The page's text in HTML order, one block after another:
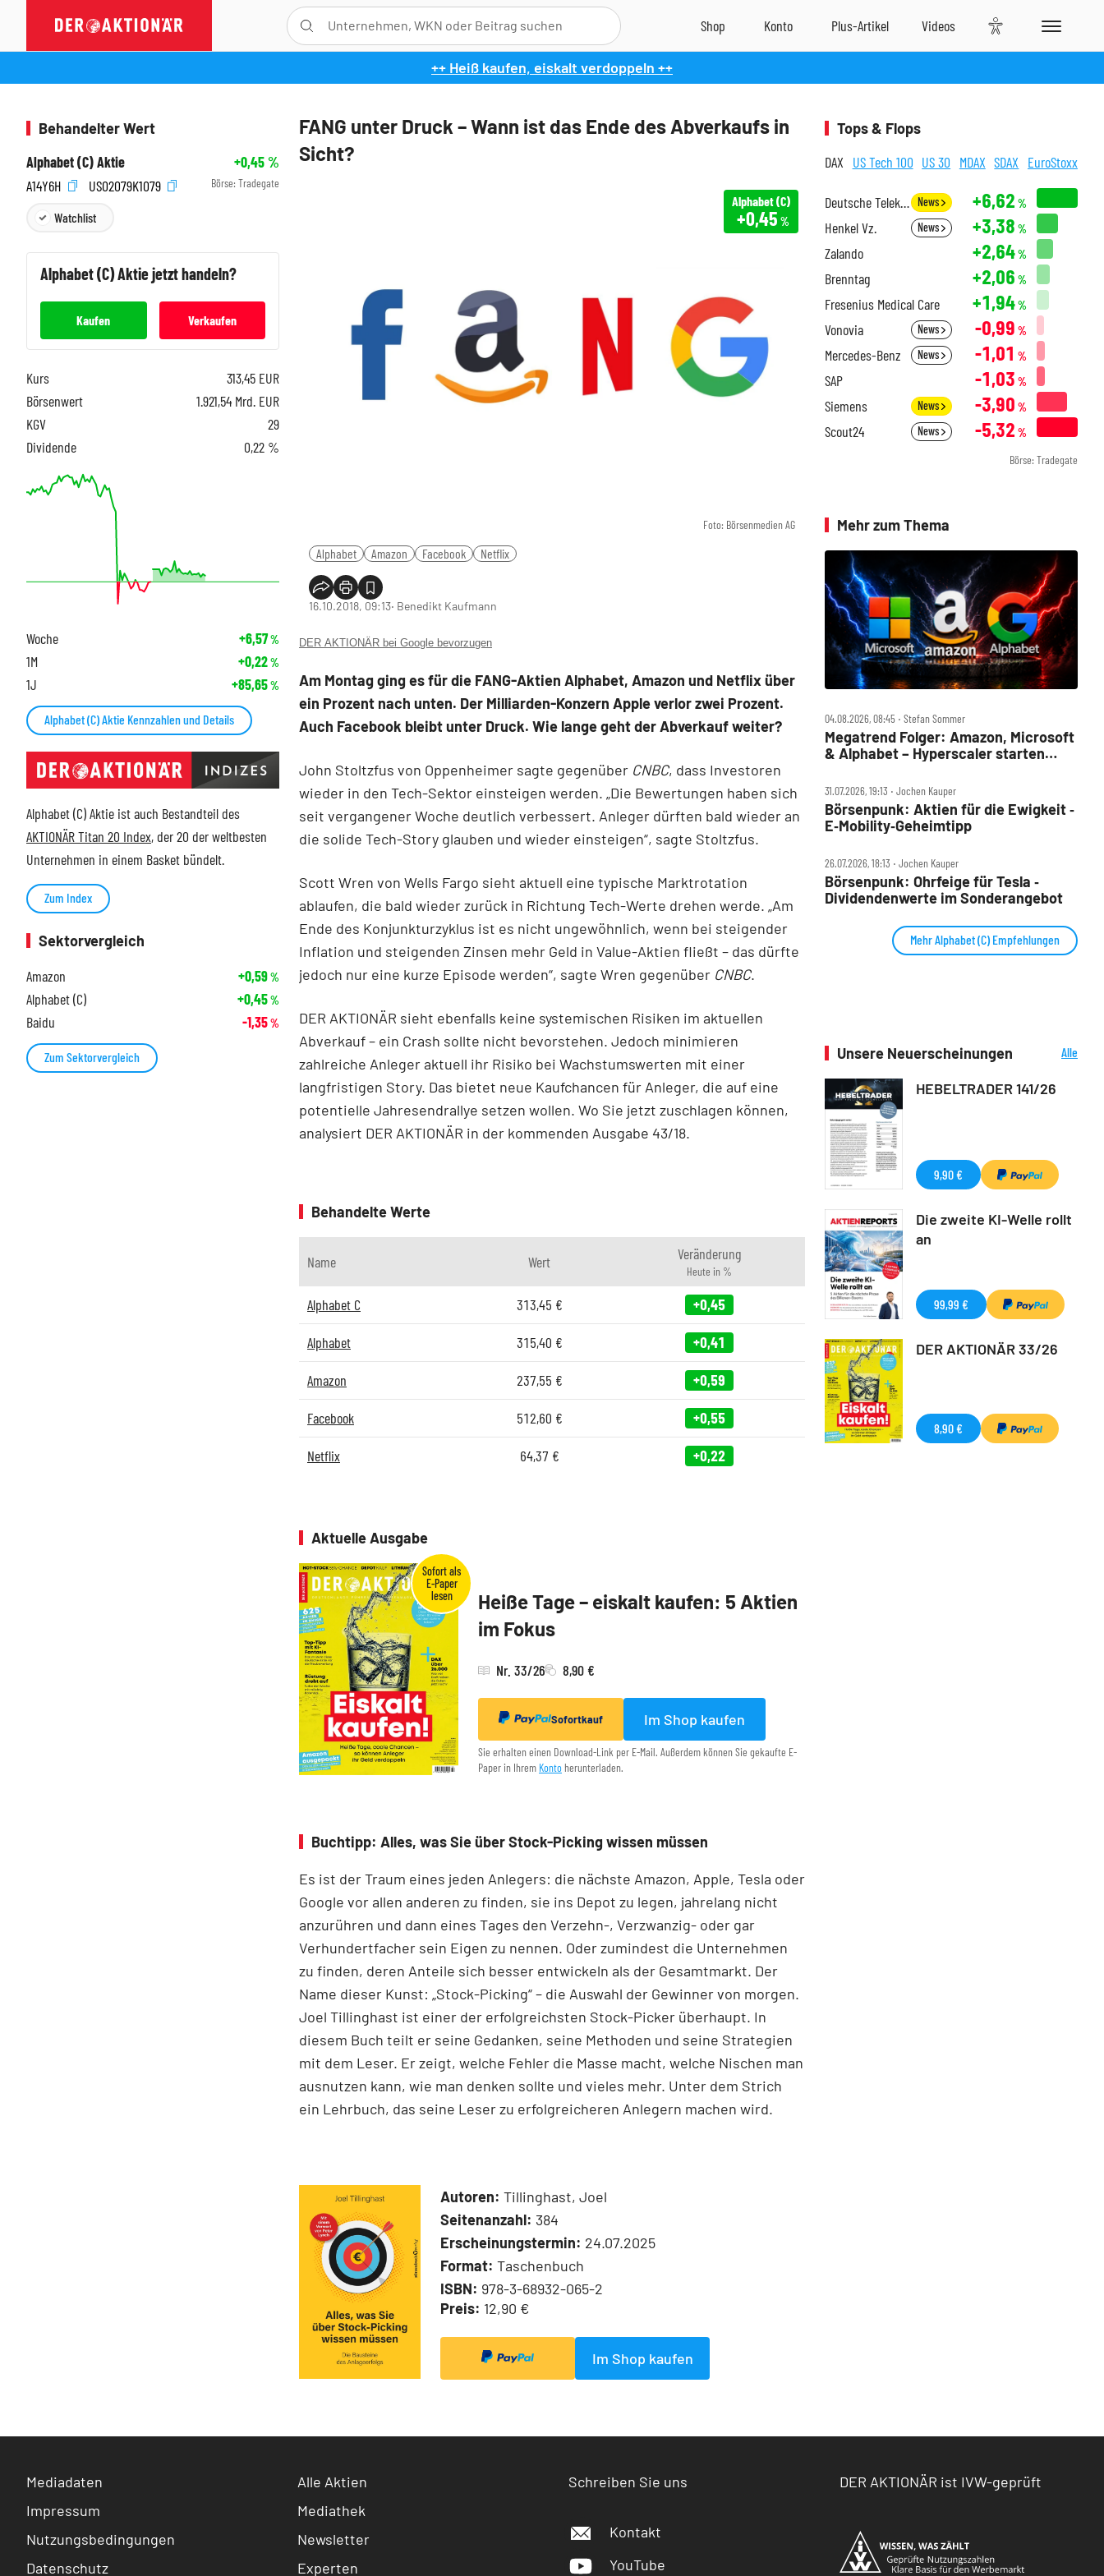
++ Heiß kaufen, eiskalt verdoppeln ++
FANG unter Druck – Wann ist das Ende des Abverkaufs in
Sicht?
Foto: Börsenmedien AG
Alphabet (C)
+0,45 %
Alphabet Amazon Facebook Netflix
16.10.2018, 09:13‧ Benedikt Kaufmann
DER AKTIONÄR bei Google bevorzugen
Am Montag ging es für die FANG-Aktien Alphabet, Amazon und Netflix über
ein Prozent nach unten. Der Milliarden-Konzern Apple verlor zwei Prozent.
Auch Facebook bleibt unter Druck. Wie lange geht der Abverkauf weiter?
John Stoltzfus von Oppenheimer sagte gegenüber CNBC, dass Investoren
wieder in den Tech-Sektor einsteigen werden. „Die Bewertungen haben sich
seit vergangener Woche deutlich verbessert. Anleger dürften bald wieder an
die solide Tech-Story glauben und wieder einsteigen“, sagte Stoltzfus.
Scott Wren von Wells Fargo sieht aktuell eine typische Marktrotation
ablaufen, die bald wieder zurück in Richtung Tech-Werte drehen werde. „Am
Ende des Konjunkturzyklus ist es nicht ungewöhnlich, wenn bei steigender
Inflation und steigenden Zinsen mehr Geld in Value-Aktien fließt – das dürfte
jedoch nur eine kurze Episode werden“, sagte Wren gegenüber CNBC.
DER AKTIONÄR sieht ebenfalls keine systemischen Risiken im aktuellen
Abverkauf – ein Crash sollte nicht bevorstehen. Jedoch minimieren
zahlreiche Anleger aktuell ihr Risiko bei Wachstumswerten mit einer
langfristigen Story. Das bietet neue Kaufchancen für Anleger, die auf eine
potentielle Jahresendrallye setzen wollen. Wo Sie jetzt zuschlagen können,
analysiert DER AKTIONÄR in der kommenden Ausgabe 43/18.
Behandelte Werte
Name Wert Veränderung
Heute in %
Alphabet C 313,45 € +0,45
Alphabet 315,40 € +0,41
Amazon 237,55 € +0,59
Facebook 512,60 € +0,55
Netflix 64,37 € +0,22
Aktuelle Ausgabe
Heiße Tage – eiskalt kaufen: 5 Aktien
im Fokus
Nr. 33/26 8,90 €
Sofortkauf Im Shop kaufen
Sie erhalten einen Download-Link per E-Mail. Außerdem können Sie gekaufte E-
Paper in Ihrem Konto herunterladen.
Buchtipp: Alles, was Sie über Stock-Picking wissen müssen
Es ist der Traum eines jeden Anlegers: die nächste Amazon, Apple, Tesla oder
Google vor allen anderen zu finden, sie ins Depot zu legen, jahrelang nicht
anzurühren und dann eines Tages den Verzehn-, Verzwanzig- oder gar
Verhundertfacher sein Eigen zu nennen. Oder zumindest die Unternehmen
zu finden, deren Anteile sich besser entwickeln als der Gesamtmarkt. Der
Name dieser Kunst: „Stock-Picking“ – die Auswahl der Gewinner von morgen.
Joel Tillinghast ist einer der erfolgreichsten Stock-Picker überhaupt. In
diesem Buch teilt er seine Gedanken, seine Methoden und seine Strategien
mit dem Leser. Er zeigt, welche Fehler die Masse macht, welche Nischen man
ausnutzen kann, wie man denken sollte und vieles mehr. Unter dem Strich
ein Lehrbuch, das seine Leser zu erfolgreicheren Anlegern machen wird.
Autoren: Tillinghast, Joel
Seitenanzahl: 384
Erscheinungstermin: 24.07.2025
Format: Taschenbuch
ISBN: 978-3-68932-065-2
Preis: 12,90 €
Im Shop kaufen
Behandelter Wert
Alphabet (C) Aktie
+0,45%
A14Y6H
US02079K1079 Börse: Tradegate
Watchlist
Alphabet (C)Aktie jetzt handeln?
Kaufen Verkaufen
Kurs 313,45 EUR
Börsenwert
1.921,54 Mrd. EUR
KGV
29
Dividende
0,22 %
Woche +6,57%
1M +0,22%
1J +85,65%
Alphabet (C) Aktie Kennzahlen und Details
Alphabet (C) Aktie ist auch Bestandteil des
AKTIONÄR Titan 20 Index, der 20 der weltbesten
Unternehmen in einem Basket bündelt.
Zum Index
Sektorvergleich
Amazon
+0,59%
Alphabet (C) +0,45%
Baidu -1,35%
Zum Sektorvergleich
Tops & Flops
DAX US Tech 100 US 30 MDAX SDAX EuroStoxx
Deutsche Telekom News +6,62 %
Henkel Vz. News +3,38 %
Zalando +2,64%
Brenntag +2,06 %
Fresenius Medical Care +1,94%
Vonovia News -0,99 %
Mercedes-Benz News -1,01 %
SAP -1,03 %
Siemens News -3,90 %
Scout24 News -5,32 %
Börse: Tradegate
Mehr zum Thema
04.08.2026, 08:45 ‧ Stefan Sommer
Megatrend Folger: Amazon, Microsoft
& Alphabet – Hyperscaler starten
31.07.2026, 19:13 ‧ Jochen Kauper
Börsenpunk: Aktien für die Ewigkeit ‑
E‑Mobility‑Geheimtipp
26.07.2026, 18:13 ‧ Jochen Kauper
Börsenpunk: Ohrfeige für Tesla ‑
Dividendenwerte im Sonderangebot
Mehr Alphabet (C) Empfehlungen
Unsere Neuerscheinungen
Alle
HEBELTRADER 141/26
9,90 €
Die zweite KI-Welle rollt
an
99,99 €
DER AKTIONÄR 33/26
8,90 €
Mediadaten
Impressum
Nutzungsbedingungen
Datenschutz
Alle Aktien
Mediathek
Newsletter
Experten
Schreiben Sie uns
Kontakt
YouTube
DER AKTIONÄR ist IVW-geprüft